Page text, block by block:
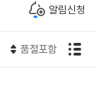
알림신청
품절포함